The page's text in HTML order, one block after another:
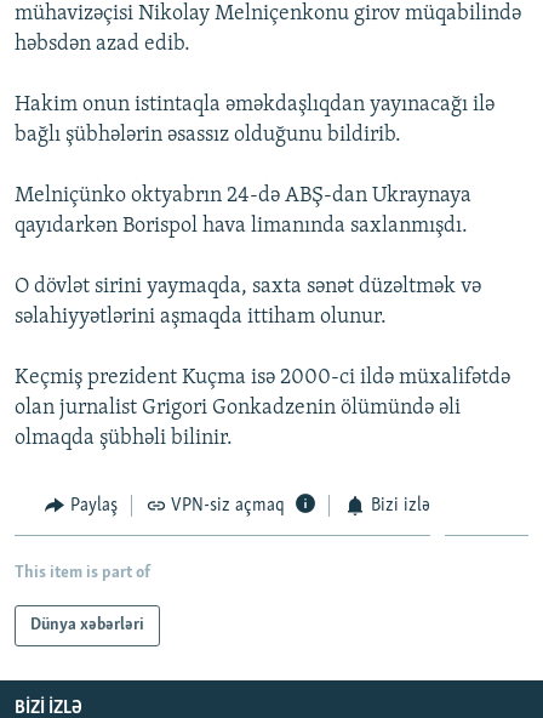
ARAŞDIRMA
VIDEO
İNFOQRAFIKA
RADIO ARXIV
AZƏRBAYCAN ƏDƏBIYYATI KITABXANASI
İSLAM VƏ DEMOKRATIYA
İZ - MƏDƏNIYYƏT PROQRAMI
HAQQIMIZDA
MISSIYAMIZ
PEŞƏ ETIKASI VƏ JURNALISTIKA STANDARTLARIMIZ
MATERIALLARIMIZDAN ISTIFADƏ
AZADLIQRADIOSU MOBIL TELEFONUNUZDA
BIZIMLƏ ƏLAQƏ
XƏBƏR BÜLLETENLƏRIMIZ
BIZI IZLƏ
RFE/RL-in bütün saytları
mühavizəçisi Nikolay Melniçenkonu girov müqabilində
həbsdən azad edib.
Hakim onun istintaqla əməkdaşlıqdan yayınacağı ilə
bağlı şübhələrin əsassız olduğunu bildirib.
Melniçünko oktyabrın 24-də ABŞ-dan Ukraynaya
qayıdarkən Borispol hava limanında saxlanmışdı.
O dövlət sirini yaymaqda, saxta sənət düzəltmək və
səlahiyyətlərini aşmaqda ittiham olunur.
Keçmiş prezident Kuçma isə 2000-ci ildə müxalifətdə
olan jurnalist Grigori Gonkadzenin ölümündə əli
olmaqda şübhəli bilinir.
Paylaş VPN-siz açmaq Bizi izlə
This item is part of
Dünya xəbərləri
BIZI IZLƏ